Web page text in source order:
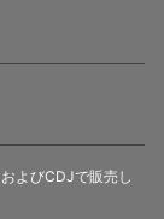
よびCDJで販売し